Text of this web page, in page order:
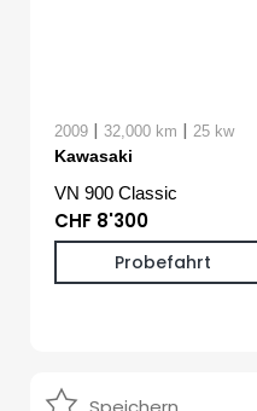
2009 | 32,000 km | 25 kw
Kawasaki
VN 900 Classic
CHF 8'300
Probefahrt